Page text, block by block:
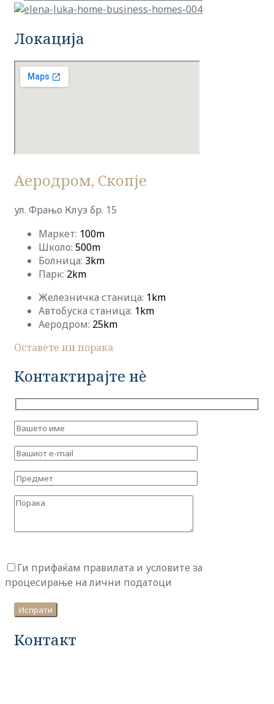
Локација
Аеродром, Скопје
ул. Фрањо Клуз бр. 15
Маркет: 100m
Школо: 500m
Болница: 3km
Парк: 2km
Железничка станица: 1km
Автобуска станица: 1km
Аеродром: 25km
Оставете ни порака
Контактирајте нè
Ги прифаќам правилата и условите за
процесирање на лични податоци
Испрати
Контакт